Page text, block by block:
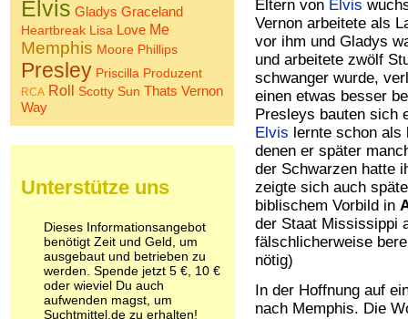
Eltern von Elvis
Vernon arbeitete als
vor ihm und Gladys
und arbeitete zwölf
schwanger wurde,
einen etwas besser
Presleys bauten sich
Elvis lernte schon als
denen er später
der Schwarzen hatte
zeigte sich auch
biblischem Vorbild in
der Staat Mississippi
fälschlicherweise
nötig)
In der Hoffnung auf
nach Memphis. Die
Koffein
Kokain
Lachgas
LSD
Marihuana
Medikamente
Metamphetamin
Methadon
Muskatnuss
Nikotin
Pilze
Poppers
Psychopharmaka
Schlafmittel
Schmerzmittel
Elvis Gladys Graceland
Heartbreak Lisa Love Me
Memphis Moore Phillips
Presley Priscilla Produzent
RCA Roll Scotty Sun Thats Vernon
Way
Unterstütze uns
Dieses Informationsangebot
benötigt Zeit und Geld, um
ausgebaut und betrieben zu
werden. Spende jetzt 5 €, 10 €
oder wieviel Du auch
aufwenden magst, um
Suchtmittel.de zu erhalten!